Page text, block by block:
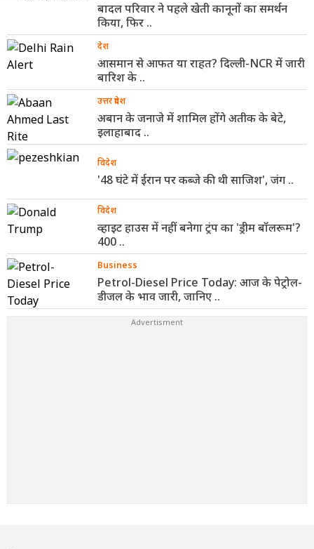
बादल परिवार ने पहले खेती कानूनों का समर्थन
किया, फिर ..
देश
आसमान से आफत या राहत? दिल्ली-NCR में जारी
बारिश के ..
उत्तर प्रदेश
अबान के जनाजे में शामिल होंगे अतीक के बेटे,
इलाहाबाद ..
विदेश
'48 घंटे में ईरान पर कब्जे की थी साजिश', जंग ..
विदेश
व्हाइट हाउस में नहीं बनेगा ट्रंप का 'ड्रीम बॉलरूम'?
400 ..
Business
Petrol-Diesel Price Today: आज के पेट्रोल-
डीजल के भाव जारी, जानिए ..